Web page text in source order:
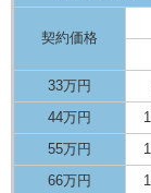
契約価格
33万円
44万円
55万円
66万円